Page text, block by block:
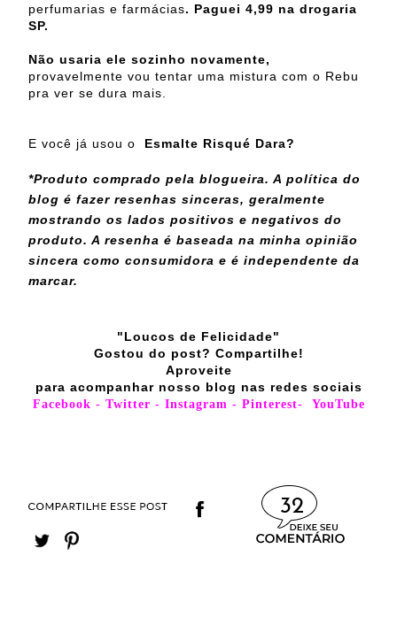
perfumarias e farmácias. Paguei 4,99 na drogaria
SP.
Não usaria ele sozinho novamente,
provavelmente vou tentar uma mistura com o Rebu
pra ver se dura mais.
E você já usou o Esmalte Risqué Dara?
*Produto comprado pela blogueira. A política do
blog é fazer resenhas sinceras, geralmente
mostrando os lados positivos e negativos do
produto. A resenha é baseada na minha opinião
sincera como consumidora e é independente da
marcar.
"Loucos de Felicidade"
Gostou do post? Compartilhe!
Aproveite
para acompanhar nosso blog nas redes sociais
Facebook - Twitter - Instagram - Pinterest- YouTube
32